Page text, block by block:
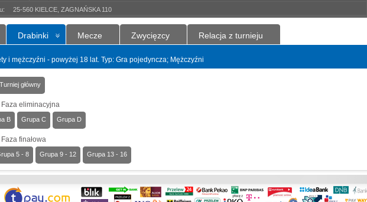
25-560 KIELCE, ZAGNAŃSKA 110
Drabinki Mecze Zwycięzcy Relacja z turnieju
i mężczyźni - powyżej 18 lat. Typ: Gra pojedyncza; Mężczyźni
główny
Faza eliminacyjna
B Grupa C Grupa D
finałowa
5 - 8 Grupa 9 - 12 Grupa 13 - 16